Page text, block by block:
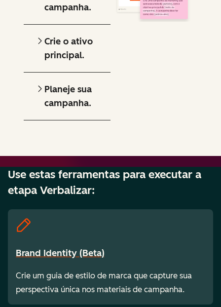
campanha.
Crie o ativo
principal.
Planeje sua
campanha.
Use estas ferramentas para executar a
etapa Verbalizar:
Brand Identity (Beta)
Crie um guia de estilo de marca que capture sua
perspectiva única nos materiais de campanha.